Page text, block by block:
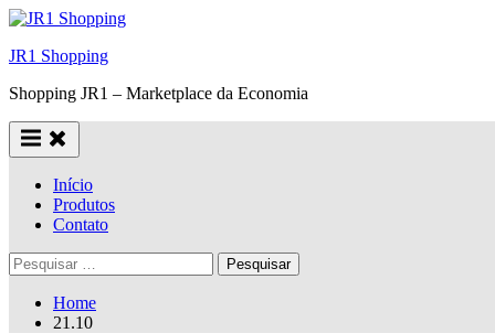
Skip
content
JR1 Shopping
Shopping JR1 – Marketplace da Economia
Início
Produtos
Contato
Pesquisar
por:
Home
21.10